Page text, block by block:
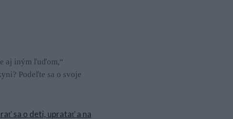
aj iným ľuďom,“
Podeľte sa o svoje
sa o deti, upratať a na